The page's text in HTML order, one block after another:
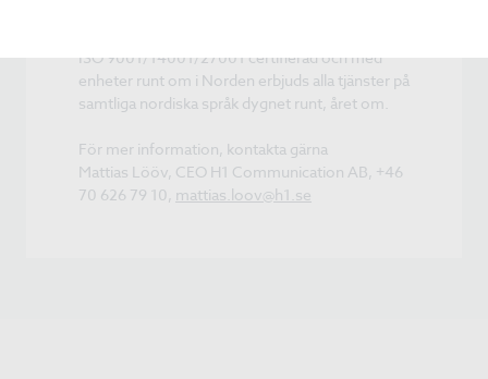
ISO 9001/14001/27001 certifierad och med
enheter runt om i Norden erbjuds alla tjänster på
samtliga nordiska språk dygnet runt, året om.
För mer information, kontakta gärna
Mattias Lööv, CEO H1 Communication AB, +46
70 626 79 10, mattias.loov@h1.se